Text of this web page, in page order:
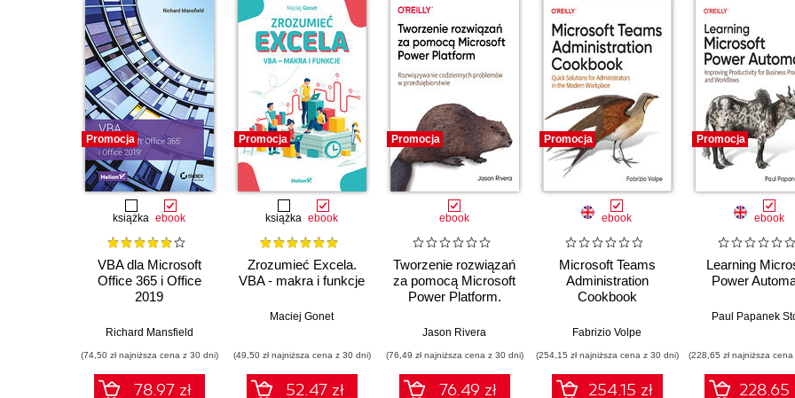
Promocja
książka ebook
VBA dla Microsoft
Office 365 i Office
2019
Richard Mansfield
(74,50 zł najniższa cena z 30 dni)
78.97 zł
Promocja
książka ebook
Zrozumieć Excela.
VBA - makra i funkcje
Maciej Gonet
(49,50 zł najniższa cena z 30 dni)
52.47 zł
Promocja
ebook
Tworzenie rozwiązań
za pomocą Microsoft
Power Platform.
codziennych
przedsiębiorstwie
Jason Rivera
(76,49 zł najniższa cena z 30 dni)
76.49 zł
Promocja
ebook
Microsoft Teams
Administration
Cookbook
Fabrizio Volpe
(254,15 zł najniższa cena z 30 dni)
254.15 zł
Promocja
ebook
Learning
Power
Paul Papanek
(228,65 zł najniższa
228.65